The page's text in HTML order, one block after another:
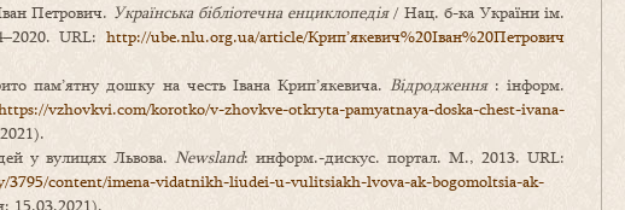
Петрович. Українська бібліотечна енциклопедія/ Нац. б-ка України ім.
URL: http://ube.nlu.org.ua/article/Крип’якевич%20Іван%20Петрович
пам’ятну дошку на честь Івана Крип’якевича. Відродження: інформ.
vzhovkvi.com/korotko/v-zhovkve-otkryta-pamyatnaya-doska-chest-ivana-
у вулицях Львова. Newsland: информ.-дискус. портал. М., 2013. URL:
3795/content/imena-vidatnikh-liudei-u-vulitsiakh-lvova-ak-bogomoltsia-ak-
15.03.2021).